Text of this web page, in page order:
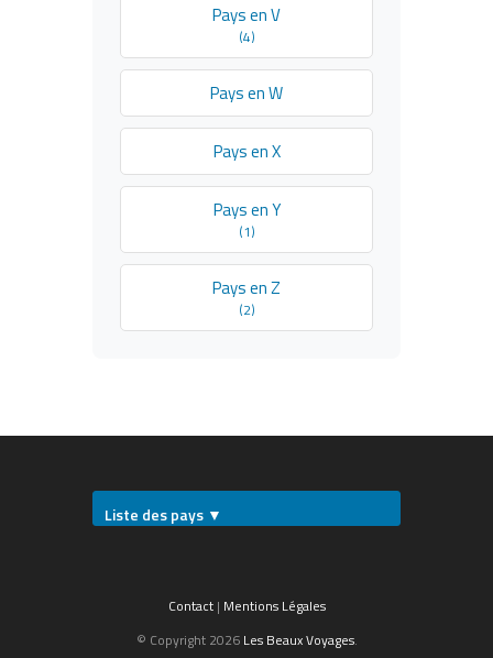
Pays en V
(4)
Pays en W
Pays en X
Pays en Y
(1)
Pays en Z
(2)
Liste des pays ▼
Contact| Mentions Légales
© Copyright 2026 Les Beaux Voyages.